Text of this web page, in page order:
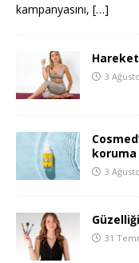
kampanyasını, […]
3
koruma
3
31